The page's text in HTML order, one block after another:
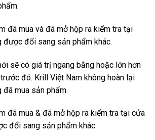
đã mua và đã mở hộp ra kiểm tra tại
được đổi sang sản phẩm khác.
sẽ có giá trị ngang bằng hoặc lớn hơn
đó. Krill Việt Nam không hoàn lại
đã mua sản phẩm.
đã mua & đã mở hộp ra kiểm tra tại cửa
đổi sang sản phẩm khác.